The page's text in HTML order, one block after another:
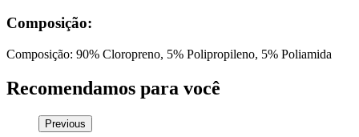
Composição:
Composição: 90% Cloropreno, 5% Polipropileno, 5% Poliamida
Recomendamos para você
Previous